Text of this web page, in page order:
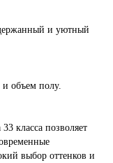
и уютный
объем полу.
класса позволяет
выбор оттенков и